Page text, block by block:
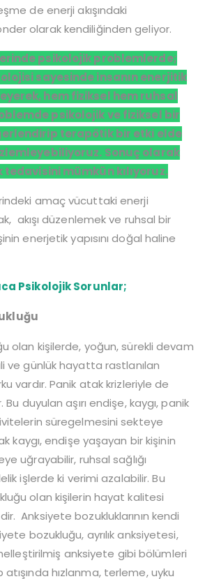
de enerji akışındaki
olarak kendiliğinden geliyor.
psikolojik problemlerde;
sayesinde insanın enerjitik
hem fiziksel hem ruhsal
psikolojik ve fiziksel bir
terapötik bir etki elde
Sonuç olarak
tedavisini mümkün kılıyoruz.
amaç vücuttaki enerji
akışı düzenlemek ve ruhsal bir
enerjetik yapısını doğal haline
Psikolojik Sorunlar;
olan kişilerde, yoğun, sürekli devam
ve günlük hayatta rastlanılan
vardır. Panik atak krizleriyle de
duyulan aşırı endişe, kaygı, panik
süregelmesini sekteye
kaygı, endişe yaşayan bir kişinin
uğrayabilir, ruhsal sağlığı
işlerde ki verimi azalabilir. Bu
olan kişilerin hayat kalitesi
Anksiyete bozukluklarının kendi
bozukluğu, ayrılık anksiyetesi,
anksiyete gibi bölümleri
hızlanma, terleme, uyku